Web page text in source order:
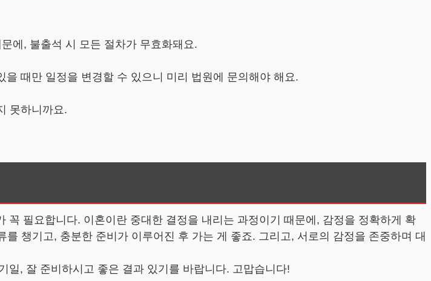
에, 불출석 시 모든 절차가 무효화돼요.
때만 일정을 변경할 수 있으니 미리 법원에 문의해야 해요.
못하니까요.
필요합니다. 이혼이란 중대한 결정을 내리는 과정이기 때문에, 감정을 정확하게 확
챙기고, 충분한 준비가 이루어진 후 가는 게 좋죠. 그리고, 서로의 감정을 존중하며 대
일, 잘 준비하시고 좋은 결과 있기를 바랍니다. 고맙습니다!